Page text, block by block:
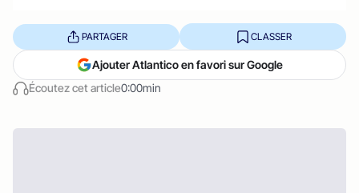
Écoutez cet article0:00min
PARTAGER CLASSER
Ajouter Atlantico en favori sur Google